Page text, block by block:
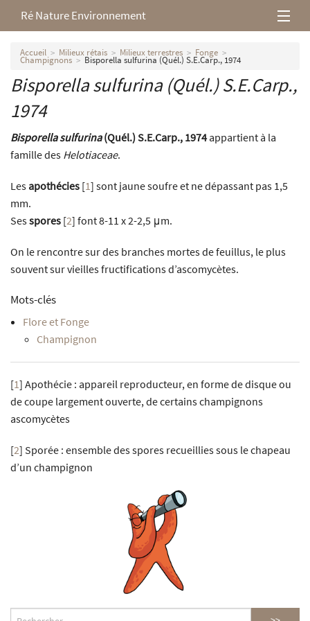
Ré Nature Environnement
L’association
Milieux rétais
Nos parutions
Accueil Milieux rétais Milieux terrestres Fonge
Champignons Bisporella sulfurina (Quél.) S.E.Carp., 1974
Bisporella sulfurina(Quél.) S.E.Carp.,
1974
Bisporella sulfurina(Quél.) S.E.Carp., 1974appartient à la
famille des Helotiaceae.
Les apothécies [1] sont jaune soufre et ne dépassant pas 1,5
mm.
Sesspores [2] font 8-11 x 2-2,5 μm.
On le rencontre sur des branches mortes de feuillus, le plus
souvent sur vieilles fructifications d’ascomycètes.
Mots-clés
Flore et Fonge
Champignon
[1] Apothécie : appareil reproducteur, en forme de disque ou
de coupe largement ouverte, de certains champignons
ascomycètes
[2] Sporée : ensemble des spores recueillies sous le chapeau
d’un champignon